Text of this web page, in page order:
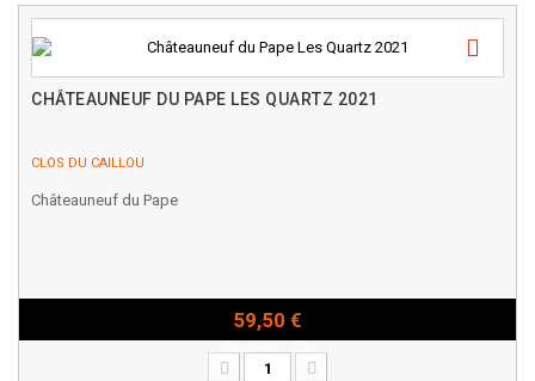
CHÂTEAUNEUF DU PAPE LES QUARTZ 2021
CLOS DU CAILLOU
Châteauneuf du Pape
59,50 €